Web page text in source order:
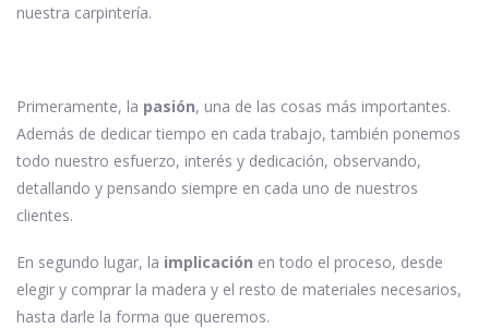
nuestra carpintería.
Primeramente, la pasión, una de las cosas más importantes.
Además de dedicar tiempo en cada trabajo, también ponemos
todo nuestro esfuerzo, interés y dedicación, observando,
detallando y pensando siempre en cada uno de nuestros
clientes.
En segundo lugar, la implicación en todo el proceso, desde
elegir y comprar la madera y el resto de materiales necesarios,
hasta darle la forma que queremos.